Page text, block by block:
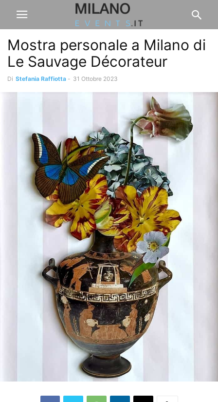
Mostra personale a Milano di
Le Sauvage Décorateur
Di Stefania Raffiotta - 31 Ottobre 2023